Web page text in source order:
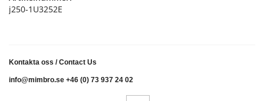
j250-1U3252E
Kontakta oss /Contact Us
info@mimbro.se +46 (0) 73 937 24 02